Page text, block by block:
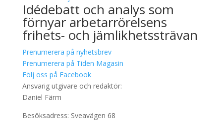
Idédebatt och analys som
förnyar arbetarrörelsens
frihets- och jämlikhetssträvan
Prenumerera på nyhetsbrev
Prenumerera på Tiden Magasin
Följ oss på Facebook
Ansvarig utgivare och redaktör:
Daniel Färm
Besöksadress: Sveavägen 68